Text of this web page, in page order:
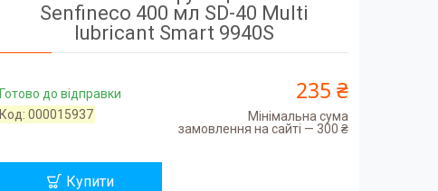
Senfineco 400 мл SD-40 Multi
lubricant Smart 9940S
Готово до відправки
Код:000015937
235 ₴
Мінімальна сума
замовлення на сайті — 300 ₴
Купити